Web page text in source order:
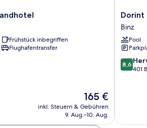
Frühstück inbegriffen
Flughafentransfer
Der
Preis
beträgt
165 €
inkl. Steuern & Gebühren
9. Aug.–10. Aug.
Dorint
Binz-
Therme
Binz/
Binz
Dorint
Binz
Pool
8.6
von
8,6
401